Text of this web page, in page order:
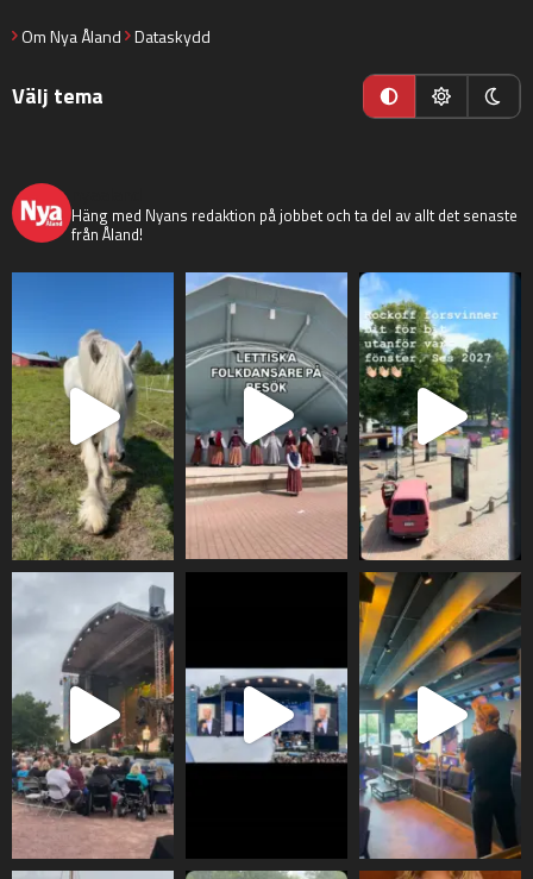
Om Nya Åland Dataskydd
Välj tema
Häng med Nyans redaktion på jobbet och ta del av allt det senaste
från Åland!